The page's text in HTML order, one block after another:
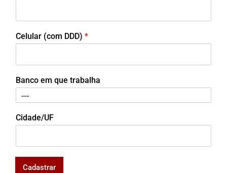
Celular (com DDD) *
Banco em que trabalha
Cidade/UF
Cadastrar